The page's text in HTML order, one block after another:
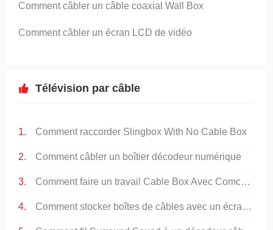
Comment câbler un câble coaxial Wall Box
Comment câbler un écran LCD de vidéo
Télévision par câble
Comment raccorder Slingbox With No Cable Box
Comment câbler un boîtier décodeur numérique
Comment faire un travail Cable Box Avec Comcast Cable
Comment stocker boîtes de câbles avec un écran TV plat sur le mur